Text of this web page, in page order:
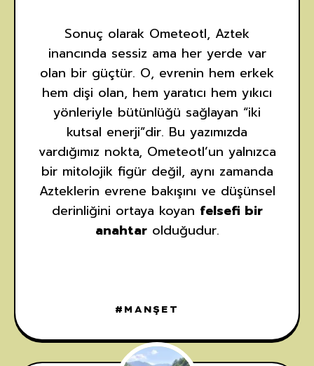
Sonuç olarak Ometeotl, Aztek
inancında sessiz ama her yerde var
olan bir güçtür. O, evrenin hem erkek
hem dişi olan, hem yaratıcı hem yıkıcı
yönleriyle bütünlüğü sağlayan “iki
kutsal enerji”dir. Bu yazımızda
vardığımız nokta, Ometeotl’un yalnızca
bir mitolojik figür değil, aynı zamanda
Azteklerin evrene bakışını ve düşünsel
derinliğini ortaya koyan felsefi bir
anahtarolduğudur.
MANŞET